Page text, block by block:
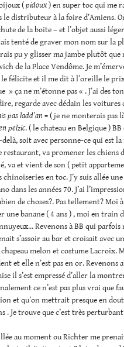
(pidoux ) en super toc qui me
distributeur à la foire d’Amiens.
de la boite – et l’objet aussi
tenté de graver mon nom sur la
pu y glisser ma jambe plutôt
de la Place Vendôme. Je
félicite et il me dit à l’oreille le
» ça ne m’étonne pas « . J’ai des
regarde avec dédain les
pas ladd’an= ( je ne monterais pas
pelzic. ( le chateau en Belgique )
soit avec personne-ce qui est
va promener les chiens
va et vient de son ( petit
en toc. J’y suis allée
dans les années 70. J’ai
de choses?. Pas tellement? Moi
banane ( 4 ans ) , moi en train
Revenons à BB qui
s’assoir au bar et croisait avec
melon et costume Lacroix.
et elle n’est pas en or. Revenons
il s’est empressé d’aller la
ce n’est pas plus vrai que
et qu’on mettrait presque en
. Je trouve que c’est très
au moment ou Richter me